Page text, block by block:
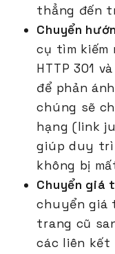
thẳng đến
Chuyển
cụ tìm kiếm
HTTP 301
để phản
chúng sẽ
hạng (link
giúp duy trì
không bị
Chuyển giá
chuyển giá
trang cũ
các liên